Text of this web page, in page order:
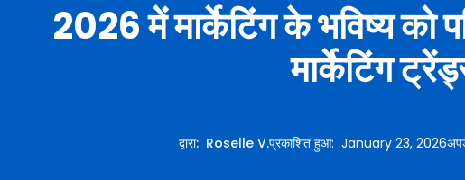
2026 में मार्केटिंग के भविष्य को
मार्केटिंग
द्वारा: Roselle V.प्रकाशित हुआ:January 23, 2026